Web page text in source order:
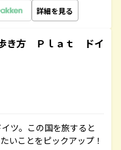
詳細を見る
き方 Ｐｌａｔ ドイ
ツ。この国を旅すると
いことをピックアップ！